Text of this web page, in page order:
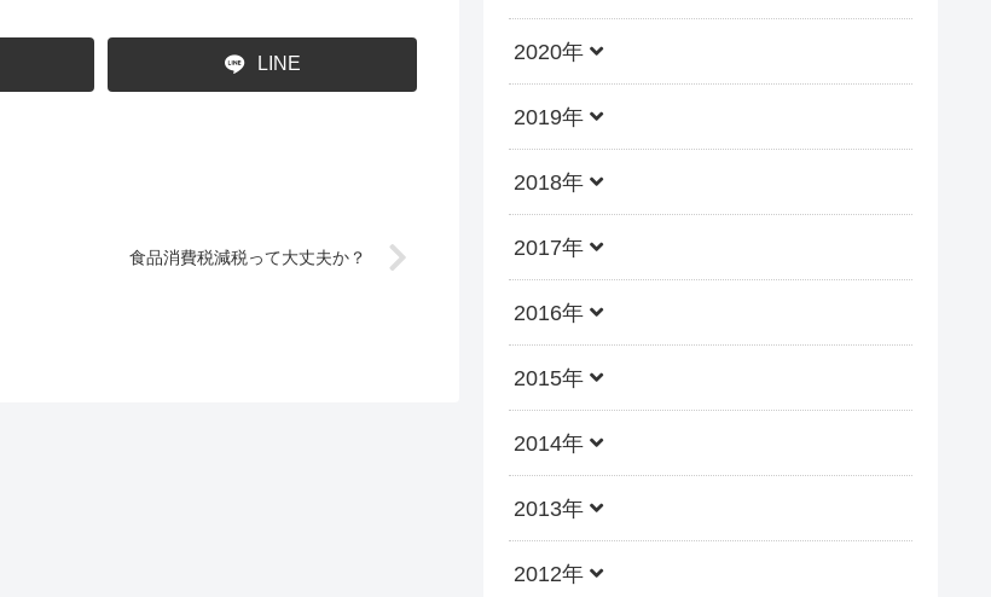
LINE
食品消費税減税って大丈夫か？
2020年
2019年
2018年
2017年
2016年
2015年
2014年
2013年
2012年